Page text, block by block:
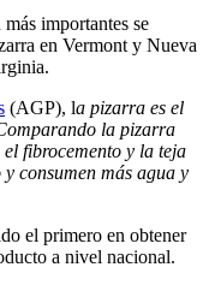
importantes se
en Vermont y Nueva
(AGP), la pizarra es el
la pizarra
fibrocemento y la teja
consumen más agua y
el primero en obtener
a nivel nacional.